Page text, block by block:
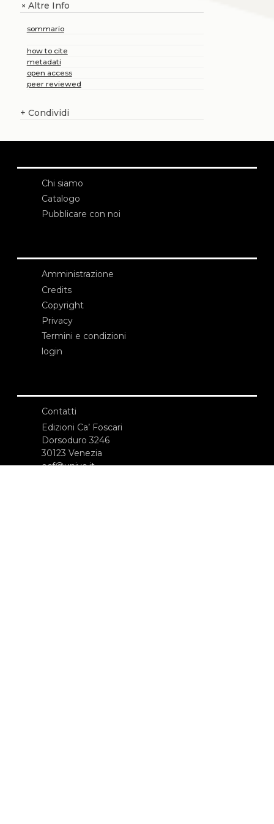
+Altre Info
sommario
how to cite
metadati
open access
peer reviewed
+ Condividi
Chi siamo
Catalogo
Pubblicare con noi
Amministrazione
Credits
Copyright
Privacy
Termini e condizioni
login
Contatti
Edizioni Ca’ Foscari
Dorsoduro 3246
30123 Venezia
ecf@unive.it